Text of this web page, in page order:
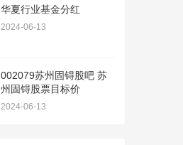
华夏行业基金分红
2024-06-13
002079苏州固锝股吧 苏
州固锝股票目标价
2024-06-13